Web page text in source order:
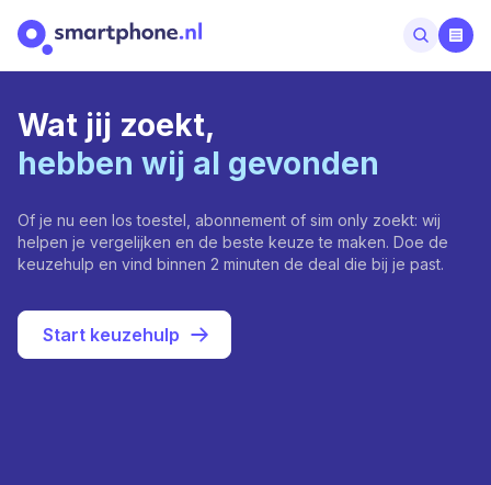
Wat jij zoekt,
hebben wij al gevonden
Of je nu een los toestel, abonnement of sim only zoekt: wij
helpen je vergelijken en de beste keuze te maken. Doe de
keuzehulp en vind binnen 2 minuten de deal die bij je past.
Start keuzehulp